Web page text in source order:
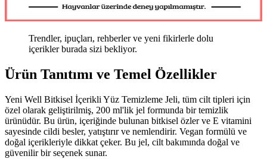
Trendler, ipuçları, rehberler ve yeni fikirlerle dolu
içerikler burada sizi bekliyor.
Ürün Tanıtımı ve Temel Özellikler
Yeni Well Bitkisel İçerikli Yüz Temizleme Jeli, tüm cilt tipleri için
özel olarak geliştirilmiş, 200 ml'lik jel formunda bir temizlik
ürünüdür. Bu ürün, içeriğinde bulunan bitkisel özler ve E vitamini
sayesinde cildi besler, yatıştırır ve nemlendirir. Vegan formülü ve
doğal içerikleriyle dikkat çeker. Bu jel, cilt bakımında doğal ve
güvenilir bir seçenek sunar.